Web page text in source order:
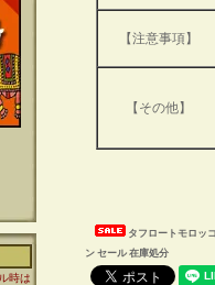
【注意事項】
【その他】
タフロートモロッ
ン セール 在庫処分
時は